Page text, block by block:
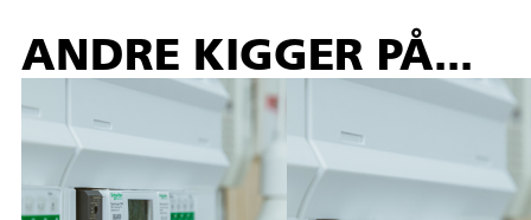
ANDRE KIGGER PÅ...